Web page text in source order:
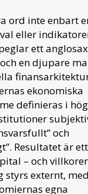
ord inte enbart
eller
ett
en djupare
ekonomiska
definieras i
och
Resultatet är
– och
styrs externt,
egna